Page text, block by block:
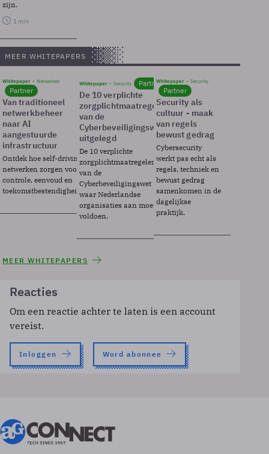
zijn.
1 min
MEER WHITEPAPERS
Whitepaper Netwerken
Partner
Van traditioneel
netwerkbeheer
naar AI
aangestuurde
infrastructuur
Ontdek hoe self-driving
netwerken zorgen voor
controle, eenvoud en
toekomstbestendigheid.
Whitepaper Security Partner
De 10 verplichte
zorgplichtmaatregelen
van de
Cyberbeveiligingswet
uitgelegd
De 10 verplichte
zorgplichtmaatregelen
van de
Cyberbeveiligingswet
waar Nederlandse
organisaties aan moeten
voldoen.
Whitepaper Security
Partner
Security als
cultuur - maak
van regels
bewust gedrag
Cybersecurity
werkt pas echt als
regels, techniek en
bewust gedrag
samenkomen in de
dagelijkse
praktijk.
MEER WHITEPAPERS
Reacties
Om een reactie achter te laten is een account
vereist.
Inloggen Word abonnee